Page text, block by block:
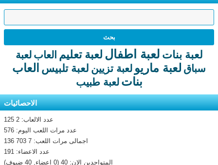
لعبة بنات لعبة اطفال لعبة تعليم العاب لعبة
سباق لعبة ماريو لعبة تزيين لعبة تلبيس العاب
بنات لعبة طبيب
الاحصائيات
عدد الالعاب: 2 125
عدد مرات اللعب اليوم: 576
اجمالى مرات اللعب: 7 703 136
عدد الاعضاء: 191
المتواجدين الان: 40 (0 اعضاء, 40 ضيوف)